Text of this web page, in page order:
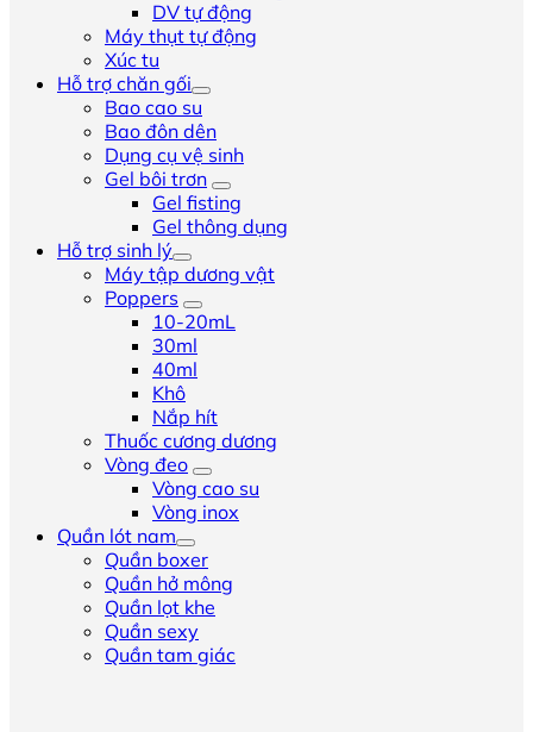
DV tự động
Máy thụt tự động
Xúc tu
Hỗ trợ chăn gối
Bao cao su
Bao đôn dên
Dụng cụ vệ sinh
Gel bôi trơn
Gel fisting
Gel thông dụng
Hỗ trợ sinh lý
Máy tập dương vật
Poppers
10-20mL
30ml
40ml
Khô
Nắp hít
Thuốc cương dương
Vòng đeo
Vòng cao su
Vòng inox
Quần lót nam
Quần boxer
Quần hở mông
Quần lọt khe
Quần sexy
Quần tam giác